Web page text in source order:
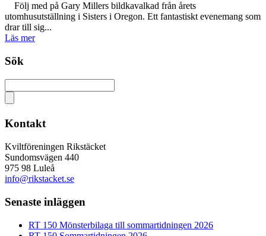
Följ med på Gary Millers bildkavalkad från årets
utomhusutställning i Sisters i Oregon. Ett fantastiskt evenemang som
drar till sig...
Läs mer
Sök
Kontakt
Kviltföreningen Rikstäcket
Sundomsvägen 440
975 98 Luleå
info@rikstacket.se
Senaste inläggen
RT 150 Mönsterbilaga till sommartidningen 2026